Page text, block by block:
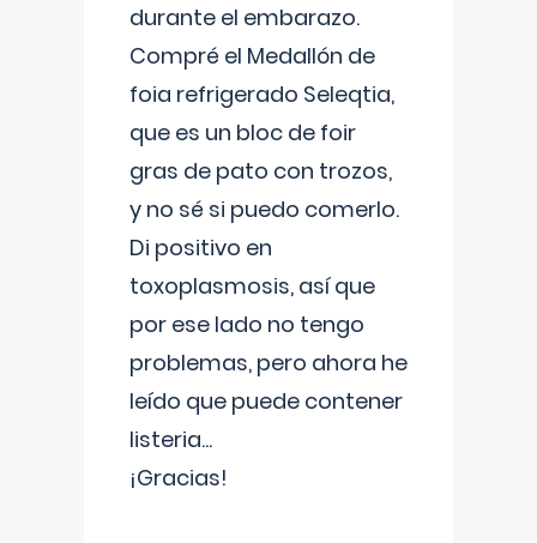
durante el embarazo.
Compré el Medallón de
foia refrigerado Seleqtia,
que es un bloc de foir
gras de pato con trozos,
y no sé si puedo comerlo.
Di positivo en
toxoplasmosis, así que
por ese lado no tengo
problemas, pero ahora he
leído que puede contener
listeria...
¡Gracias!